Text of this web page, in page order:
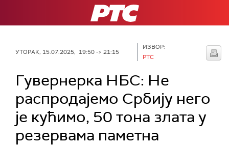
РТС
УТОРАК, 15.07.2025, 19:50 -> 21:15
ИЗВОР:
РТС
Гувернерка НБС: Не
распродајемо Србију него
је кућимо, 50 тона злата у
резервама паметна